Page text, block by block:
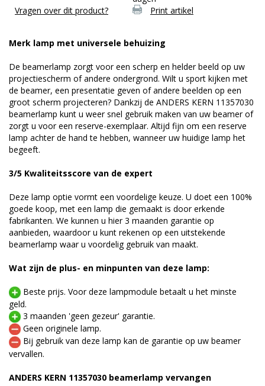
Vragen over dit product?
Print artikel
Merk lamp met universele behuizing
De beamerlamp zorgt voor een scherp en helder beeld op uw
projectiescherm of andere ondergrond. Wilt u sport kijken met
de beamer, een presentatie geven of andere beelden op een
groot scherm projecteren? Dankzij de ANDERS KERN 11357030
beamerlamp kunt u weer snel gebruik maken van uw beamer of
zorgt u voor een reserve-exemplaar. Altijd fijn om een reserve
lamp achter de hand te hebben, wanneer uw huidige lamp het
begeeft.
3/5 Kwaliteitsscore van de expert
Deze lamp optie vormt een voordelige keuze. U doet een 100%
goede koop, met een lamp die gemaakt is door erkende
fabrikanten. We kunnen u hier 3 maanden garantie op
aanbieden, waardoor u kunt rekenen op een uitstekende
beamerlamp waar u voordelig gebruik van maakt.
Wat zijn de plus- en minpunten van deze lamp:
Beste prijs. Voor deze lampmodule betaalt u het minste
geld.
3 maanden 'geen gezeur' garantie.
Geen originele lamp.
Bij gebruik van deze lamp kan de garantie op uw beamer
vervallen.
ANDERS KERN 11357030 beamerlamp vervangen